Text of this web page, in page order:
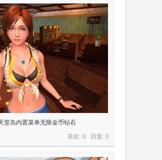
堂岛内置菜单无限金币钻石
喜欢: 0 回复: 0